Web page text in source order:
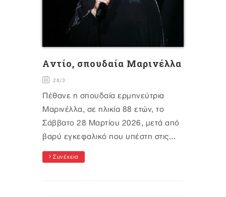
Aντίο, σπουδαία Μαρινέλλα
28/3
Πέθανε η σπουδαία ερμηνεύτρια
Μαρινέλλα, σε ηλικία 88 ετών, το
Σάββατο 28 Μαρτίου 2026, μετά από
βαρύ εγκεφαλικό που υπέστη στις...
Συνέχεια